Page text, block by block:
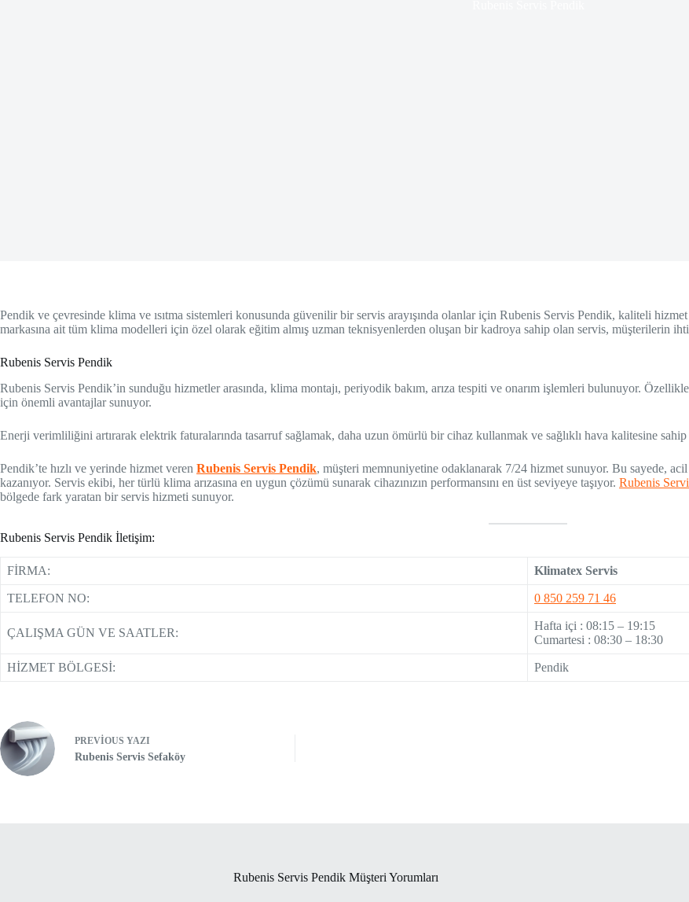
Pendik ve çevresinde klima ve ısıtma sistemleri konusunda güvenilir bir servis arayışında olanlar için Rubenis Servis Pendik, kaliteli
markasına ait tüm klima modelleri için özel olarak eğitim almış uzman teknisyenlerden oluşan bir kadroya sahip olan servis, müşterilerin
Rubenis Servis Pendik
Rubenis Servis Pendik’in sunduğu hizmetler arasında, klima montajı, periyodik bakım, arıza tespiti ve onarım işlemleri bulunuyor.
için önemli avantajlar sunuyor.
Enerji verimliliğini artırarak elektrik faturalarında tasarruf sağlamak, daha uzun ömürlü bir cihaz kullanmak ve sağlıklı hava kalitesine
Pendik’te hızlı ve yerinde hizmet veren Rubenis Servis Pendik, müşteri memnuniyetine odaklanarak 7/24 hizmet sunuyor. Bu sayede,
kazanıyor. Servis ekibi, her türlü klima arızasına en uygun çözümü sunarak cihazınızın performansını en üst seviyeye taşıyor. Rubenis
bölgede fark yaratan bir servis hizmeti sunuyor.
Rubenis Servis Pendik İletişim:
FİRMA: Klimatex Servis
TELEFON NO: 0 850 259 71 46
ÇALIŞMA GÜN VE SAATLER:
Hafta içi : 08:15 – 19:15
Cumartesi : 08:30 – 18:30
HİZMET BÖLGESİ: Pendik
PREVIOUS YAZI
Rubenis Servis Sefaköy
Rubenis Servis Pendik Müşteri Yorumları